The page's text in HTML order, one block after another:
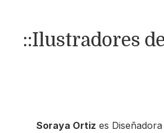
::Ilustradores
Soraya Ortiz es